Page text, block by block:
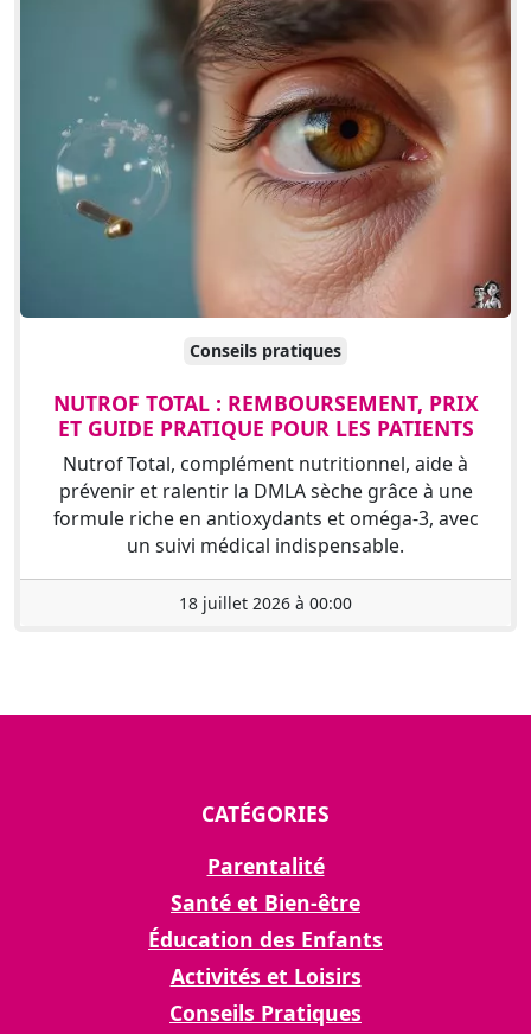
Conseils pratiques
NUTROF TOTAL : REMBOURSEMENT, PRIX
ET GUIDE PRATIQUE POUR LES PATIENTS
Nutrof Total, complément nutritionnel, aide à
prévenir et ralentir la DMLA sèche grâce à une
formule riche en antioxydants et oméga-3, avec
un suivi médical indispensable.
18 juillet 2026 à 00:00
CATÉGORIES
Parentalité
Santé et Bien-être
Éducation des Enfants
Activités et Loisirs
Conseils Pratiques